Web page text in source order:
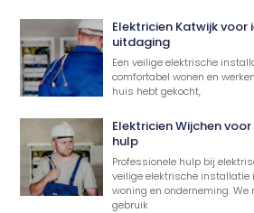
Elektricien Katwijk voor
uitdaging
Een veilige elektrische
comfortabel wonen en
huis hebt gekocht,
Elektricien Wijchen
hulp
Professionele hulp bij
veilige elektrische installatie
woning en onderneming.
gebruik